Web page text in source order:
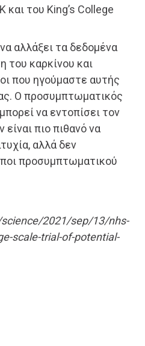
και του King’s College
αλλάξει τα δεδομένα
του καρκίνου και
που ηγούμαστε αυτής
Ο προσυμπτωματικός
να εντοπίσει τον
πιο πιθανό να
αλλά δεν
προσυμπτωματικού
2021/sep/13/nhs-
scale-trial-of-potential-